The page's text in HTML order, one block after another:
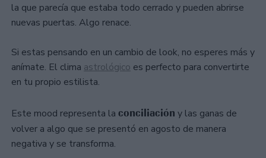
la que parecía que estaba todo cerrado y pueden abrirse
nuevas puertas. Algo renace.
Si estas pensando en un cambio de look, no esperes más y
anímate. El clima astrológico es perfecto para convertirte
en tu propio estilista.
Este mood representa la conciliación y las ganas de
volver a algo que se presentó en agosto de manera
negativa y se transforma.